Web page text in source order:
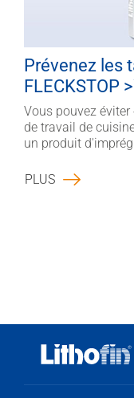
Prévenez les
FLECKSTOP
Vous pouvez
de travail de
un produit
PLUS